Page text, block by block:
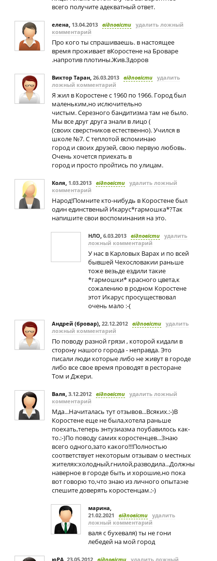
всего получите адекватный ответ.
елена, 13.04.2013 відповісти удалить ложный
комментарий
Про кого ты спрашиваешь. в настоящее
время проживает вКоростене на Броваре
.напротив плотины.Жив.Здоров
Виктор Таран, 26.03.2013 відповісти удалить
ложный комментарий
Я жил в Коростене с 1960 по 1966. Город был
маленьким,но ислючительно
чистым. Серезного бандитизма там не было.
Мы все друг друга знали в лицо (
(своих сверстников естественно). Учился в
школе №7. С теплотой вспоминаю
город и своих друзей, свою первую любовь.
Очень хочется приехать в
город и просто пройтись по улицам.
Коля, 1.03.2013 відповісти удалить ложный
комментарий
Народ!Помните кто-нибудь в Коростене был
один единственый Икарус*гармошка*?Так
напишите свои воспоминания на это.
НЛО, 6.03.2013 відповісти удалить
ложный комментарий
У нас в Карловых Варах и по всей
бывшей Чехословакии раньше
тоже везьде ездили такие
*гармошки* красного цвета,к
сожалению в родном Коростене
этот Икарус просуществовал
очень малo :-(
Андрей (бровар), 22.12.2012 відповісти удалить
ложный комментарий
По поводу разной грязи , которой кидали в
сторону нашого города - неправда. Это
писали люди которые либо не живут в городе
либо все свое время проводят в ресторане
Том и Джери.
Валя, 3.12.2012 відповісти удалить ложный
комментарий
Мда...Начиталась тут отзывов...Всяких.:-)В
Коростене еще не была,хотела раньше
поехать,теперь энтузиазма поубавилось как-
то.:-)По поводу самих коростенцев...Знаю
всего одного,зато какого!!!Полностью
соответствует некоторым отзывам о местных
жителях:холодный,гнилой,разводила...Должны
наверное в городе быть и хорошие,но пока
вот говорю то,что знаю из личного опыта:не
спешите доверять коростенцам.:-)
марина,
21.02.2021
відповісти удалить
ложный комментарий
валя с бухеваля) ты не гони
лебедей на мой город
юРА 23.05.2012 відповісти удалить ложный